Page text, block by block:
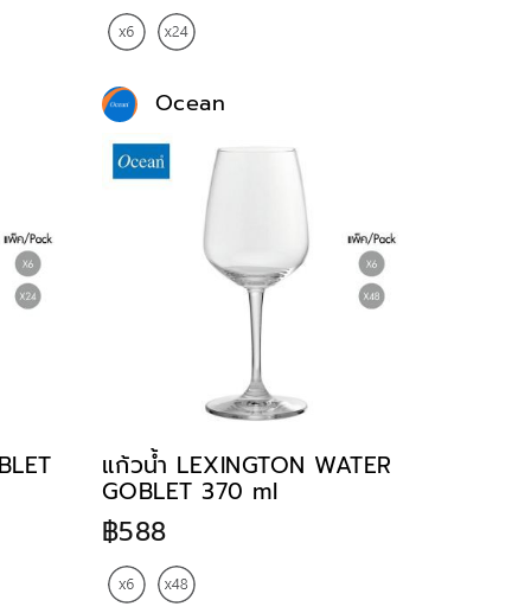
Ocean
แก้วน้ำ LEXINGTON WATER
GOBLET 370 ml
฿588